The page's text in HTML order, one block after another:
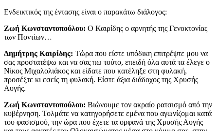
Ενδεικτικός της έντασης είναι ο παρακάτω διάλογος:
Ζωή Κωνσταντοπούλου: Ο Καιρίδης ο αρνητής της Γενοκτονίας
των Ποντίων…
Δημήτρης Καιρίδης: Τώρα που είστε υπόδικη επιτρέψτε μου να
σας προστατέψω και να σας πω τούτο, επειδή όλα αυτά τα έλεγε ο
Νίκος Μιχαλολιάκος και είδατε που κατέληξε στη φυλακή,
προσέξτε κι εσείς τη φυλακή. Είστε άξια διάδοχος της Χρυσής
Αυγής.
Ζωή Κωνσταντοπούλου: Βιώνουμε τον ακραίο ρατσισμό από την
κυβέρνηση. Τολμάτε να κατηγορήσετε εμένα που αγωνίζομαι κατά
του φασισμού, την ώρα που έχετε τα ορφανά της Χρυσής Αυγής